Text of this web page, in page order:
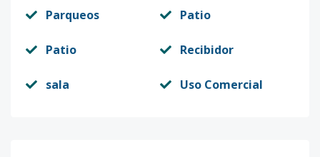
Parqueos Patio
Patio Recibidor
sala Uso Comercial